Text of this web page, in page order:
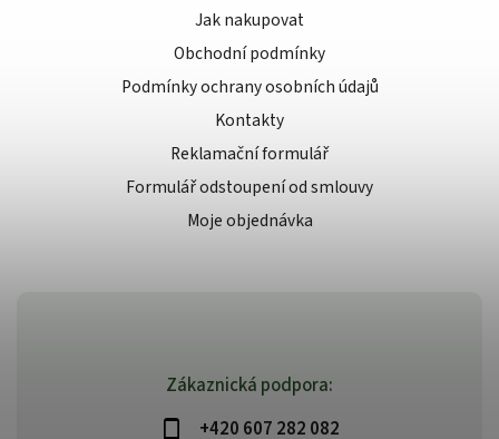
Zákaznická podpora:
+420 607 282 082
Jak nakupovat
Obchodní podmínky
Podmínky ochrany osobních údajů
Kontakty
Reklamační formulář
Formulář odstoupení od smlouvy
Moje objednávka